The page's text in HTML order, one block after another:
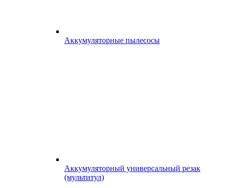
Аккумуляторные пылесосы
Аккумуляторный универсальный резак
(мультитул)